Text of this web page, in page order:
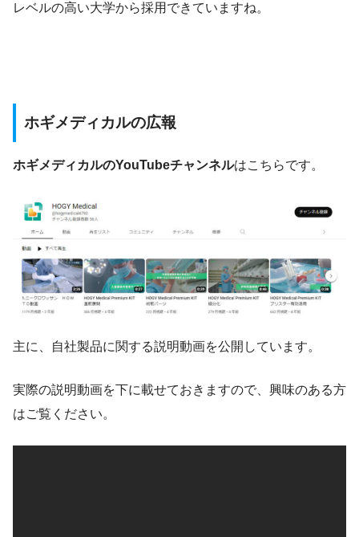
レベルの高い大学から採用できていますね。
ホギメディカルの広報
ホギメディカルのYouTubeチャンネルはこちらです。
主に、自社製品に関する説明動画を公開しています。
実際の説明動画を下に載せておきますので、興味のある方
はご覧ください。